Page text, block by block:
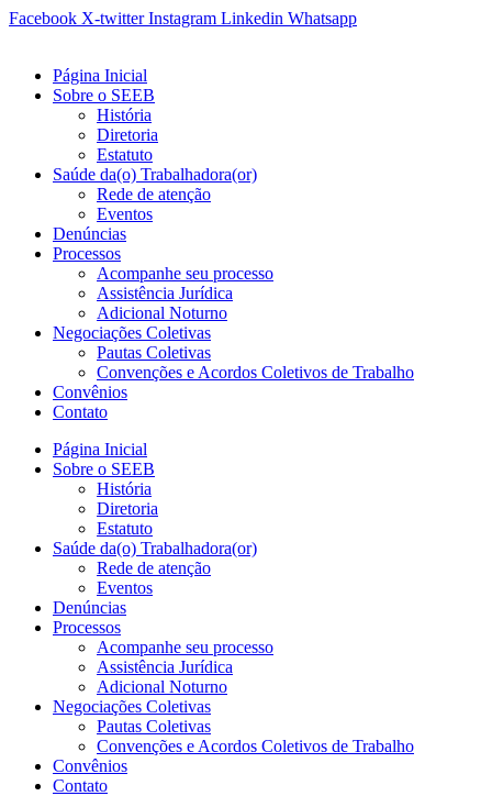
Ir
conteúdo
Facebook X-twitter Instagram Linkedin Whatsapp
Página Inicial
Sobre o SEEB
História
Diretoria
Estatuto
Saúde da(o) Trabalhadora(or)
Rede de atenção
Eventos
Denúncias
Processos
Acompanhe seu processo
Assistência Jurídica
Adicional Noturno
Negociações Coletivas
Pautas Coletivas
Convenções e Acordos Coletivos de Trabalho
Convênios
Contato
Página Inicial
Sobre o SEEB
História
Diretoria
Estatuto
Saúde da(o) Trabalhadora(or)
Rede de atenção
Eventos
Denúncias
Processos
Acompanhe seu processo
Assistência Jurídica
Adicional Noturno
Negociações Coletivas
Pautas Coletivas
Convenções e Acordos Coletivos de Trabalho
Convênios
Contato